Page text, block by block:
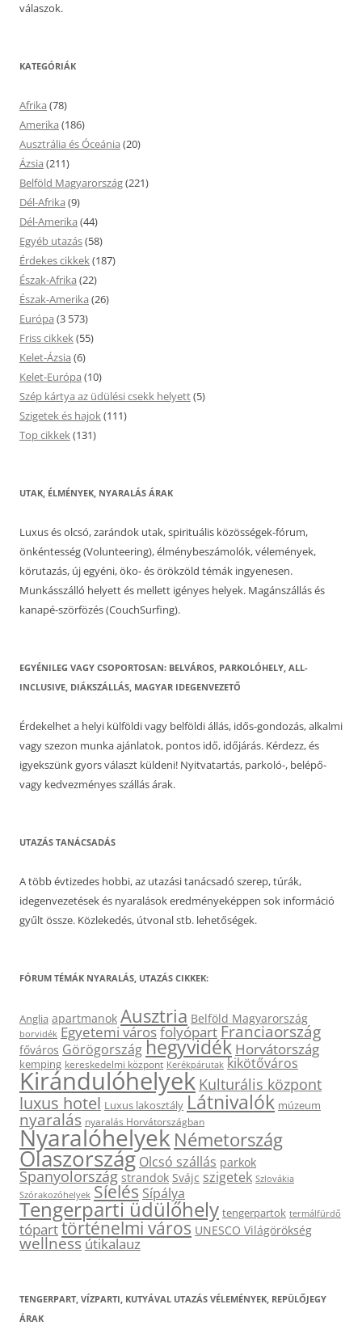
válaszok.
KATEGÓRIÁK
Afrika (78)
Amerika (186)
Ausztrália és Óceánia (20)
Ázsia (211)
Belföld Magyarország(221)
Dél-Afrika (9)
Dél-Amerika (44)
Egyéb utazás(58)
Érdekes cikkek(187)
Észak-Afrika (22)
Észak-Amerika (26)
Európa (3 573)
Friss cikkek(55)
Kelet-Ázsia (6)
Kelet-Európa (10)
Szép kártya az üdülési csekk helyett(5)
Szigetek és hajok(111)
Top cikkek(131)
UTAK, ÉLMÉNYEK, NYARALÁS ÁRAK
Luxus és olcsó, zarándok utak, spirituális közösségek-fórum,
önkéntesség (Volunteering), élménybeszámolók, vélemények,
körutazás, új egyéni, öko- és örökzöld témák ingyenesen.
Munkásszálló helyett és mellett igényes helyek. Magánszállás és
kanapé-szörfözés (CouchSurfing).
EGYÉNILEG VAGY CSOPORTOSAN: BELVÁROS, PARKOLÓHELY, ALL-
INCLUSIVE, DIÁKSZÁLLÁS, MAGYAR IDEGENVEZETŐ
Érdekelhet a helyi külföldi vagy belföldi állás, idős-gondozás, alkalmi
vagy szezon munka ajánlatok, pontos idő, időjárás. Kérdezz, és
igyekszünk gyors választ küldeni! Nyitvatartás, parkoló-, belépő-
vagy kedvezményes szállás árak.
UTAZÁS TANÁCSADÁS
A több évtizedes hobbi, az utazási tanácsadó szerep, túrák,
idegenvezetések és nyaralások eredményeképpen sok információ
gyűlt össze. Közlekedés, útvonal stb. lehetőségek.
FÓRUM TÉMÁK NYARALÁS, UTAZÁS CIKKEK:
Anglia apartmanok Ausztria Belföld Magyarország
borvidék Egyetemi városfolyópartFranciaország
főváros Görögországhegyvidék Horvátország
kemping kereskedelmi központ Kerékpárutak kikötőváros
Kirándulóhelyek Kulturális központ
luxus hotel Luxus lakosztály Látnivalók múzeum
nyaralás nyaralás Horvátországban
Nyaralóhelyek Németország
Olaszország Olcsó szállás parkok
Spanyolország strandok Svájc szigetek Szlovákia
Szórakozóhelyek Síelés Sípálya
Tengerparti üdülőhely tengerpartok termálfürdő
tóparttörténelmi város UNESCO Világörökség
wellnessútikalauz
TENGERPART, VÍZPARTI, KUTYÁVAL UTAZÁS VÉLEMÉNYEK, REPÜLŐJEGY
ÁRAK